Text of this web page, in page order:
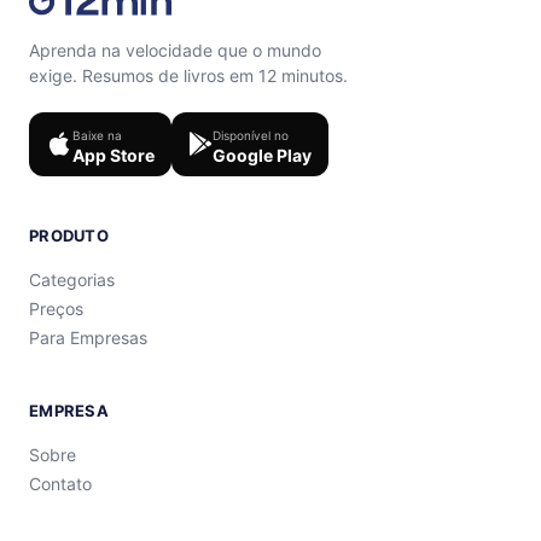
Aprenda na velocidade que o mundo
exige. Resumos de livros em 12 minutos.
Baixe na
App Store
Disponível no
Google Play
PRODUTO
Categorias
Preços
Para Empresas
EMPRESA
Sobre
Contato